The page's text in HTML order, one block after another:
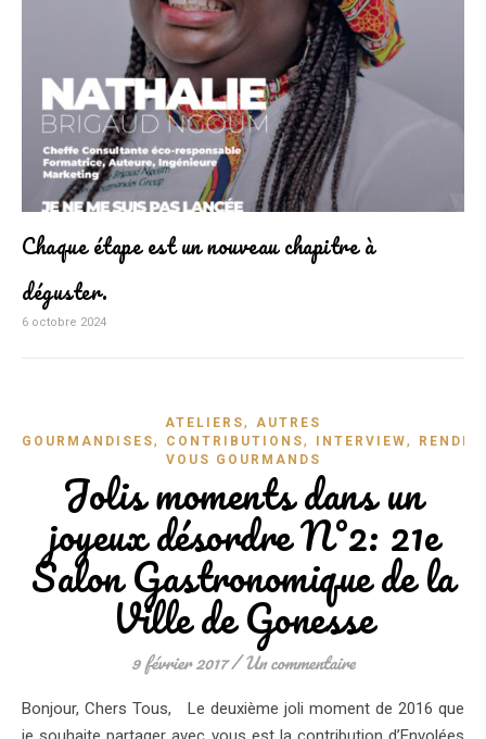
Chaque étape est un nouveau chapitre à
déguster.
6 octobre 2024
ATELIERS,
AUTRES
GOURMANDISES, CONTRIBUTIONS, INTERVIEW,
VOUS GOURMANDS
Jolis moments dans un
joyeux désordre N°2: 21e
Salon Gastronomique de la
Ville de Gonesse
9 février 2017/ Un commentaire
Bonjour, Chers Tous, Le deuxième joli moment de 2016 que